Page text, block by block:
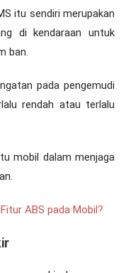
itu sendiri merupakan
di kendaraan untuk
ban.
pada pengemudi
rendah atau terlalu
mobil dalam menjaga
ABS pada Mobil?